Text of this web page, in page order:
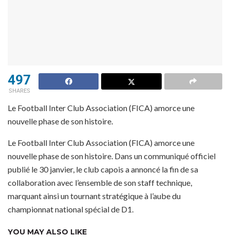
497
SHARES
Le Football Inter Club Association (FICA) amorce une
nouvelle phase de son histoire.
Le Football Inter Club Association (FICA) amorce une
nouvelle phase de son histoire. Dans un communiqué officiel
publié le 30 janvier, le club capois a annoncé la fin de sa
collaboration avec l’ensemble de son staff technique,
marquant ainsi un tournant stratégique à l’aube du
championnat national spécial de D1.
YOU MAY ALSO LIKE